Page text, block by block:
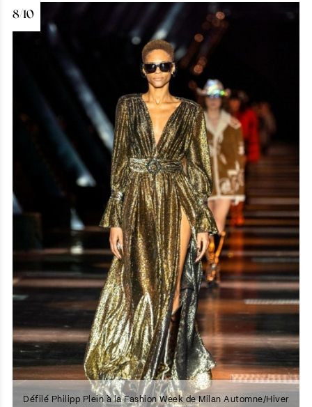
8/10
Défilé Philipp Plein à la Fashion Week de Milan Automne/Hiver